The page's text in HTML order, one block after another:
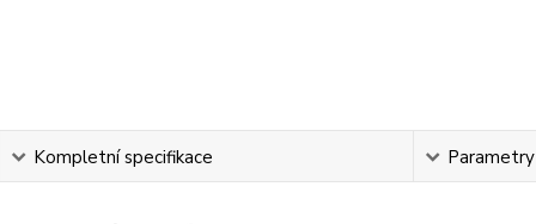
Kompletní specifikace Parametry